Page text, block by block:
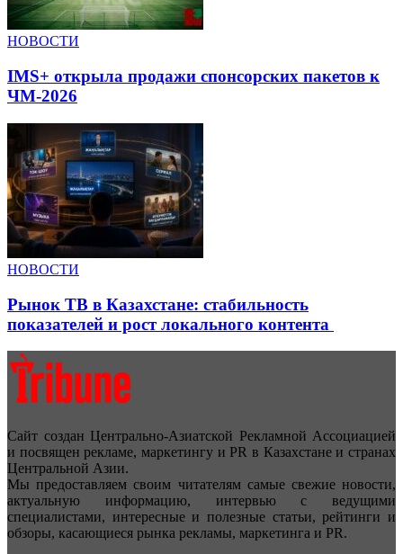
НОВОСТИ
IMS+ открыла продажи спонсорских пакетов к
ЧМ-2026
НОВОСТИ
Рынок ТВ в Казахстане: стабильность
показателей и рост локального контента
Сайт создан Центрально-Азиатской Рекламной Ассоциацией
и посвящен рекламе, маркетингу и PR в Казахстане и странах
Центральной Азии.
Мы предоставляем своим читателям самые свежие новости,
актуальную информацию, интервью с ведущими
специалистами, интересные и полезные статьи, рейтинги и
обзоры, касающиеся рынка рекламы, маркетинга и PR.